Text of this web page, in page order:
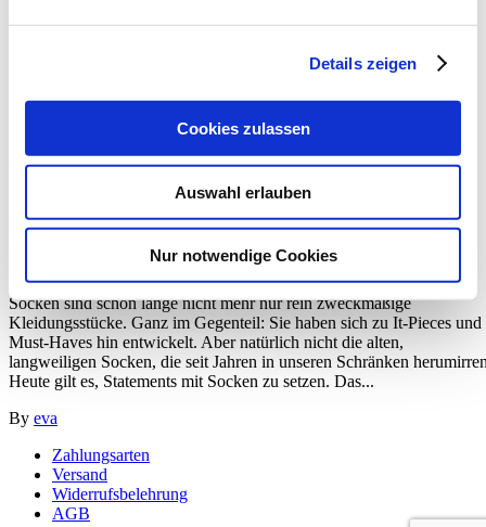
Details zeigen
Cookies zulassen
Auswahl erlauben
Nur notwendige Cookies
29. April 2019
Welche Socken liegen im Trend?
Socken sind schon lange nicht mehr nur rein zweckmäßige
Kleidungsstücke. Ganz im Gegenteil: Sie haben sich zu It-Pieces und
Must-Haves hin entwickelt. Aber natürlich nicht die alten,
langweiligen Socken, die seit Jahren in unseren Schränken
Heute gilt es, Statements mit Socken zu setzen. Das...
By eva
Zahlungsarten
Versand
Widerrufsbelehrung
AGB